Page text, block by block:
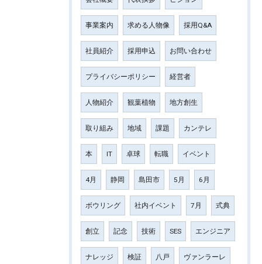
事業案内 求める人物像 採用Q&A
社員紹介 採用申込 お問い合わせ
プライバシーポリシー 経営者
人物紹介 観葉植物 地方創生
取り組み 地域 課題 カンテレ
本 IT 卓球 転職 イベント
4月 静岡 島田市 5月 6月
ボウリング 社内イベント 7月 式典
創立 記念 技術 SES エンジニア
ナレッジ 検証 八戸 ヴァンラーレ